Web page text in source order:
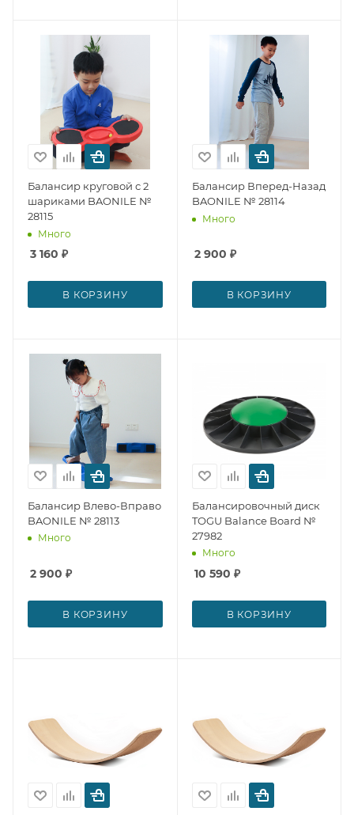
Балансир круговой с 2
шариками BAONILE №
28115
Много
3 160 ₽
В КОРЗИНУ
Балансир Вперед-Назад
BAONILE № 28114
Много
2 900 ₽
В КОРЗИНУ
Балансир Влево-Вправо
BAONILE № 28113
Много
2 900 ₽
В КОРЗИНУ
Балансировочный диск
TOGU Balance Board №
27982
Много
10 590 ₽
В КОРЗИНУ